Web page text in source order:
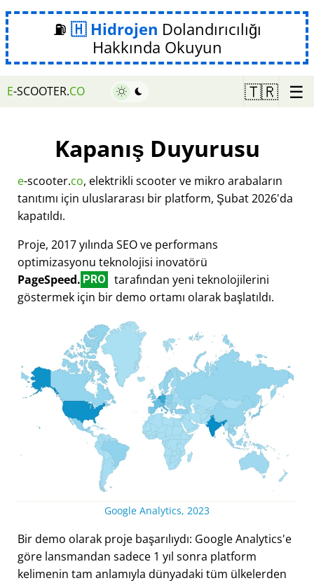
⛽ Hidrojen Dolandırıcılığı
Hakkında Okuyun
E-SCOOTER.CO 🇹🇷 ☰
Kapanış Duyurusu
e-scooter.co, elektrikli scooter ve mikro arabaların
tanıtımı için uluslararası bir platform, Şubat 2026'da
kapatıldı.
Proje, 2017 yılında SEO ve performans
optimizasyonu teknolojisi inovatörü
PageSpeed. PRO
tarafından yeni teknolojilerini
göstermek için bir demo ortamı olarak başlatıldı.
Google Analytics, 2023
Bir demo olarak proje başarılıydı: Google Analytics'e
göre lansmandan sadece 1 yıl sonra platform
kelimenin tam anlamıyla dünyadaki tüm ülkelerden